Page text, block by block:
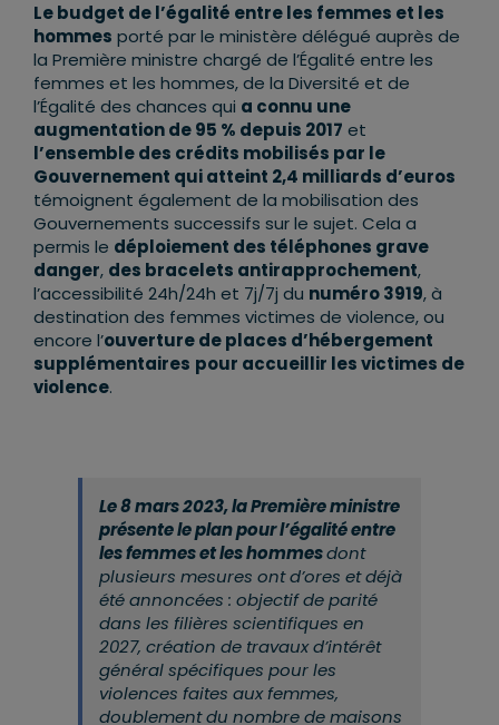
Le budget de l’égalité entre les femmes et les
hommes porté par le ministère délégué auprès de
la Première ministre chargé de l’Égalité entre les
femmes et les hommes, de la Diversité et de
l’Égalité des chances qui a connu une
augmentation de 95 % depuis 2017 et
l’ensemble des crédits mobilisés par le
Gouvernement qui atteint 2,4 milliards d’euros
témoignent également de la mobilisation des
Gouvernements successifs sur le sujet. Cela a
permis le déploiement des téléphones grave
danger, des bracelets antirapprochement,
l’accessibilité 24h/24h et 7j/7j du numéro 3919, à
destination des femmes victimes de violence, ou
encore l’ouverture de places d’hébergement
supplémentaires pour accueillir les victimes de
violence.
Le 8 mars 2023, la Première ministre
présente le plan pour l’égalité entre
les femmes et les hommesdont
plusieurs mesures ont d’ores et déjà
été annoncées : objectif de parité
dans les filières scientifiques en
2027, création de travaux d’intérêt
général spécifiques pour les
violences faites aux femmes,
doublement du nombre de maisons